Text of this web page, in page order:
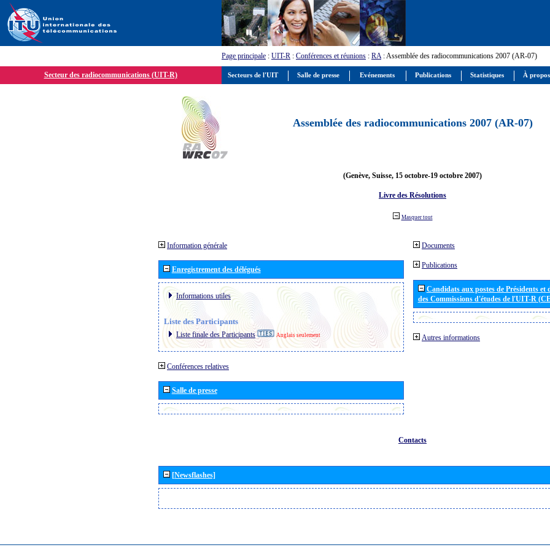
Page principale : UIT-R : Conférences et réunions : RA: Assemblée des radiocommunications 2007 (AR-07)
Secteur des radiocommunications (UIT-R)
Assemblée des radiocommunications 2007 (AR-07)
(Genève, Suisse, 15 octobre-19 octobre 2007)
Livre des Résolutions
Masquer tout
Information générale
Enregistrement des délégués
Informations utiles
Liste des Participants
Liste finale des Participants Anglais seulement
Conférences relatives
Salle de presse
Documents
Publications
Candidats aux postes de Présidents et
des Commissions d'études de l'UIT-R
Autres informations
Contacts
[Newsflashes]
Secteurs de l'UIT Salle de presse Evénements Publications Statistiques À